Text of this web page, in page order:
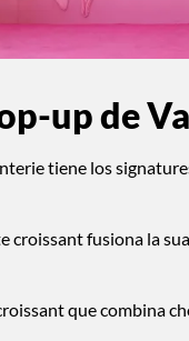
up de
tiene los
croissant fusiona la
que combina